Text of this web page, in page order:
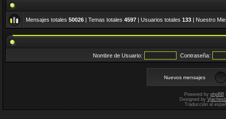
Mensajes totales 50026 | Temas totales 4597 | Usuarios totales 133 | Nuestro
Nombre de Usuario: Contraseña:
Nuevos mensajes
Powered by phpBB
Designed by
Traducción al